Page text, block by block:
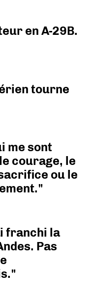
en A-29B.
tourne
me sont
courage, le
ou le
franchi la
Pas